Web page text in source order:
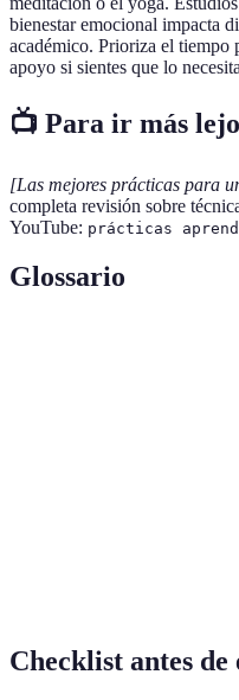
bienestar emocional impacta
académico. Prioriza el tiempo
apoyo si sientes que lo
📺 Para ir más
[Las mejores prácticas para
completa revisión sobre
YouTube: prácticas
Glossario
Checklist antes de